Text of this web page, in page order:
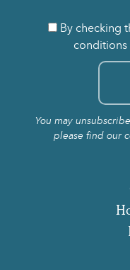
By checking
You may
please find our